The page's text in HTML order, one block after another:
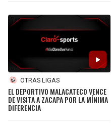
OTRAS LIGAS
EL DEPORTIVO MALACATECO VENCE
DE VISITA A ZACAPA POR LA MÍNIMA
DIFERENCIA